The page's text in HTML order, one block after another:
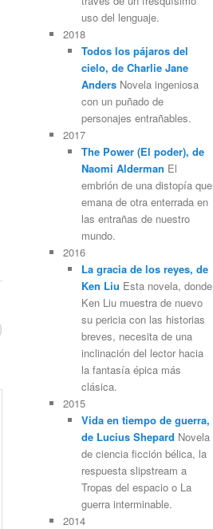
uso del lenguaje.
2018
Todos los pájaros del
cielo, de Charlie Jane
AndersNovela ingeniosa
con un puñado de
personajes entrañables.
2017
The Power (El poder), de
Naomi Alderman El
embrión de una distopía que
emana de otra enterrada en
las entrañas de nuestro
mundo.
2016
La gracia de los reyes, de
Ken Liu Esta novela, donde
Ken Liu muestra de nuevo
su pericia con las historias
breves, necesita de una
inclinación del lector hacia
la fantasía épica más
clásica.
2015
Vida en tiempo de guerra,
de Lucius Shepard Novela
de ciencia ficción bélica, la
respuesta slipstream a
Tropas del espacio o La
guerra interminable.
2014